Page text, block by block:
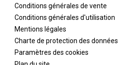
Conditions générales de vente
Conditions générales d'utilisation
Mentions légales
Charte de protection des données
Paramètres des cookies